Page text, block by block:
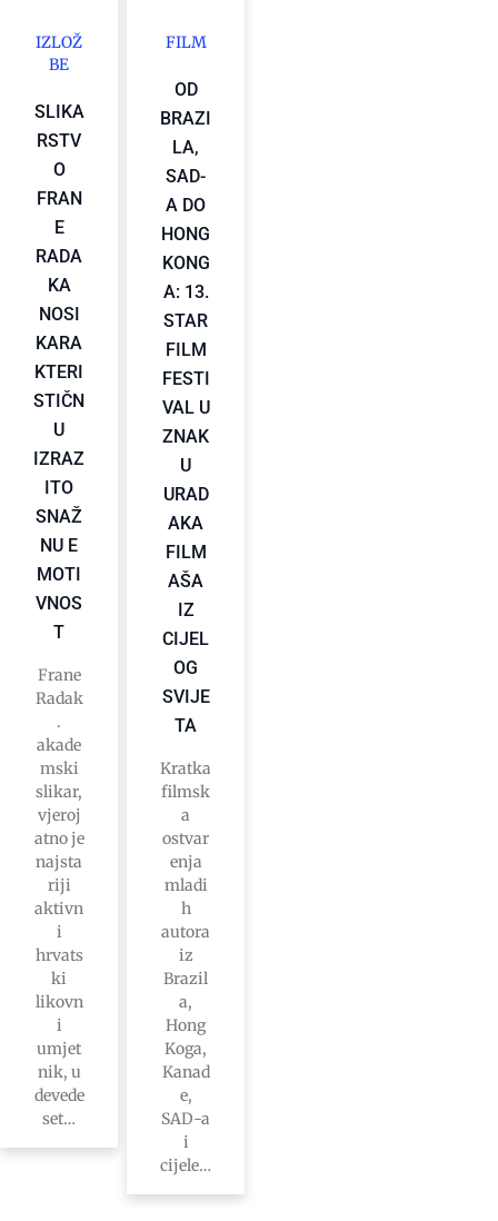
IZLOŽ
BE
SLIKA
RSTV
O
FRAN
E
RADA
KA
NOSI
KARA
KTERI
STIČN
U
IZRAZ
ITO
SNAŽ
NU E
MOTI
VNOS
T
Frane
Radak
.
akade
mski
slikar,
vjeroj
atno je
najsta
riji
aktivn
i
hrvats
ki
likovn
i
umjet
nik, u
devede
set…
FILM
OD
BRAZI
LA,
SAD-
A DO
HONG
KONG
A: 13.
STAR
FILM
FESTI
VAL U
ZNAK
U
URAD
AKA
FILM
AŠA
IZ
CIJEL
OG
SVIJE
TA
Kratka
filmsk
a
ostvar
enja
mladi
h
autora
iz
Brazil
a,
Hong
Koga,
Kanad
e,
SAD-a
i
cijele…